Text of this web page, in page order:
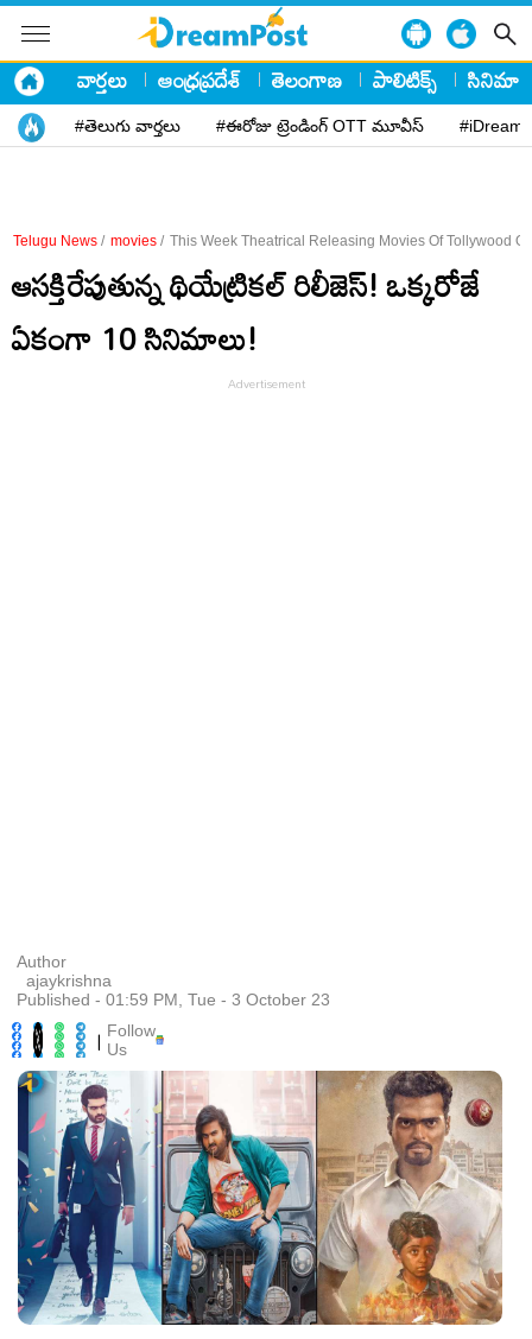
వార్తలు ఆంధ్రప్రదేశ్ తెలంగాణ పాలిటిక్స్ సినిమా
#తెలుగు వార్తలు #ఈరోజు ట్రెండింగ్ OTT మూవీస్
Telugu News / movies / This Week Theatrical Releasing Movies Of Tollywood
ఆసక్తిరేపుతున్న థియేట్రికల్ రిలీజెస్! ఒక్కరోజే
ఏకంగా 10 సినిమాలు!
Author
ajaykrishna
Published - 01:59 PM, Tue - 3 October 23
| Follow
Us